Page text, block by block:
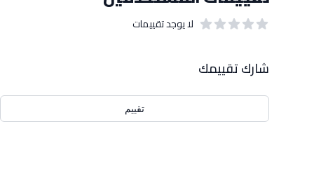
لا يوجد تقييمات
شارك تقييمك
تقييم